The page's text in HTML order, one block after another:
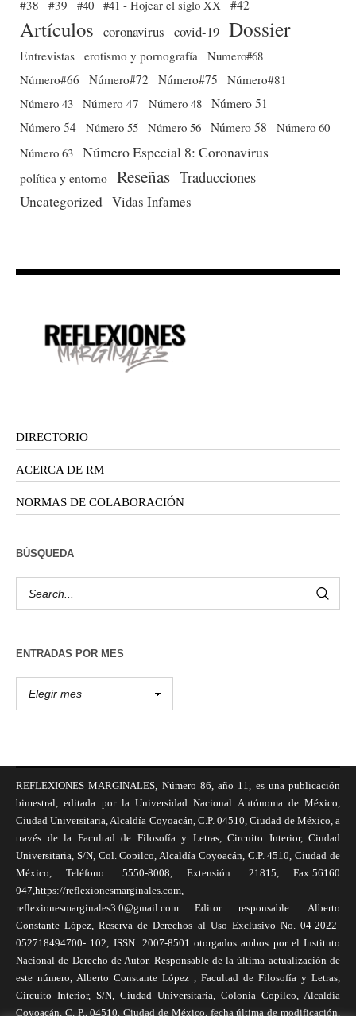
#38
#39 #40 #41 - Hojear el siglo XX #42
Artículos coronavirus covid-19 Dossier
Entrevistas erotismo y pornografía
Numero#68
Número#66
Número#72 Número#75
Número#81
Número 43 Número 47 Número 48 Número 51
Número 54 Número 55 Número 56 Número 58
Número 60
Número 63 Número Especial 8: Coronavirus
política y entorno Reseñas Traducciones
Uncategorized Vidas Infames
DIRECTORIO
ACERCA DE RM
NORMAS DE COLABORACIÓN
BÚSQUEDA
ENTRADAS POR MES
REFLEXIONES MARGINALES, Número 86, año 11, es una publicación
bimestral, editada por la Universidad Nacional Autónoma de México,
Ciudad Universitaria, Alcaldía Coyoacán, C.P. 04510, Ciudad de México, a
través de la Facultad de Filosofía y Letras, Circuito Interior, Ciudad
Universitaria, S/N, Col. Copilco, Alcaldía Coyoacán, C.P. 4510, Ciudad de
México, Teléfono: 5550-8008, Extensión: 21815, Fax:56160
047,https://reflexionesmarginales.com,
reflexionesmarginales3.0@gmail.com Editor responsable: Alberto
Constante López, Reserva de Derechos al Uso Exclusivo No. 04-2022-
052718494700- 102, ISSN: 2007-8501 otorgados ambos por el Instituto
Nacional de Derecho de Autor. Responsable de la última actualización de
este número, Alberto Constante López , Facultad de Filosofía y Letras,
Circuito Interior, S/N, Ciudad Universitaria, Colonia Copilco, Alcaldía
Coyoacán, C. P., 04510, Ciudad de México, fecha última de modificación,